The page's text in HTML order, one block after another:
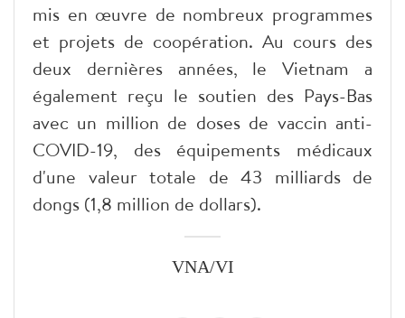
mis en œuvre de nombreux programmes
et projets de coopération. Au cours des
deux dernières années, le Vietnam a
également reçu le soutien des Pays-Bas
avec un million de doses de vaccin anti-
COVID-19, des équipements médicaux
d'une valeur totale de 43 milliards de
dongs (1,8 million de dollars).
VNA/VI